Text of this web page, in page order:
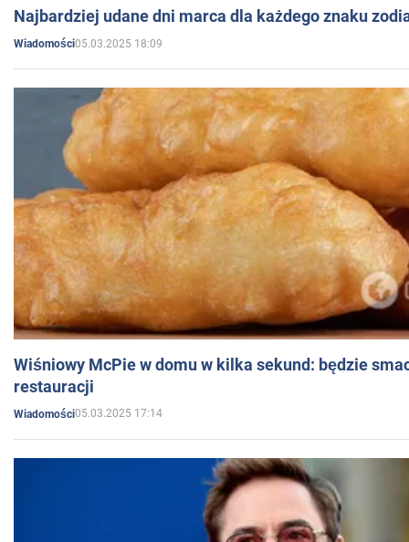
Najbardziej udane dni marca dla każdego znaku
Wiadomości05.03.2025 18:09
Wiśniowy McPie w domu w kilka sekund: będzie
restauracji
Wiadomości05.03.2025 17:14